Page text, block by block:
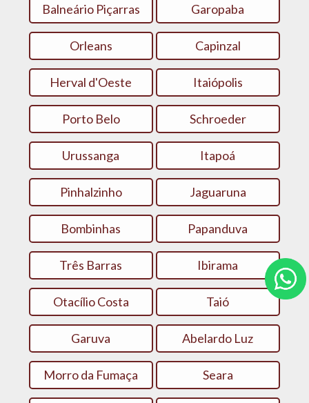
Balneário Piçarras Garopaba
Orleans Capinzal
Herval d'Oeste Itaiópolis
Porto Belo Schroeder
Urussanga Itapoá
Pinhalzinho Jaguaruna
Bombinhas Papanduva
Três Barras Ibirama
Otacílio Costa Taió
Garuva Abelardo Luz
Morro da Fumaça Seara